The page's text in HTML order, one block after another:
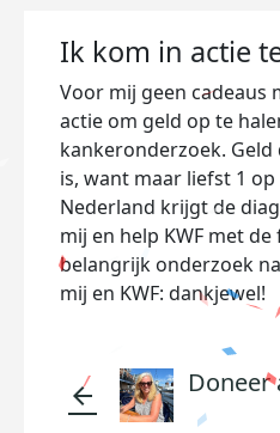
Ik kom in actie
Voor mij geen cadeaus
actie om geld op te
kankeronderzoek.
is, want maar liefst 1
Nederland krijgt de
mij en help KWF met
belangrijk onderzoek
mij en KWF: dankjewel!
arrow_back Doneer